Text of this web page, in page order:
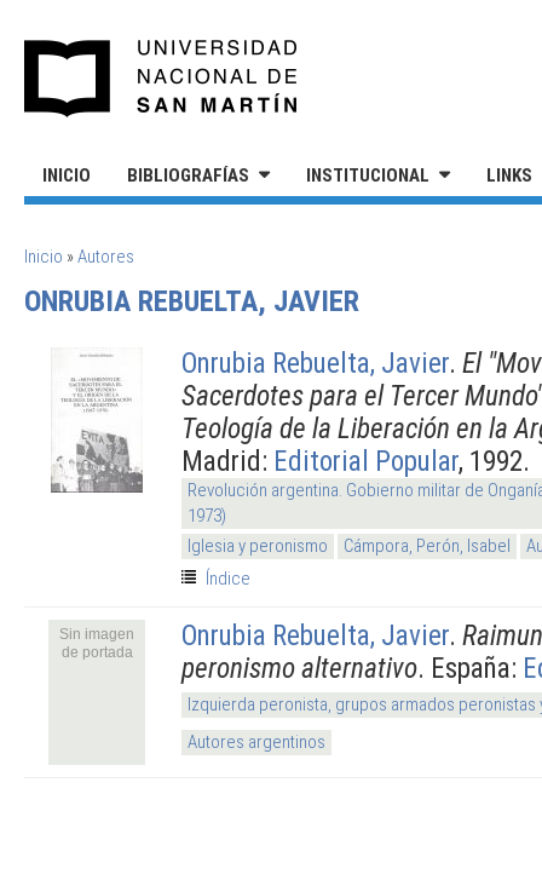
INICIO BIBLIOGRAFÍAS INSTITUCIONAL LINKS
SE ENCUENTRA USTED AQUÍ
Inicio »Autores
ONRUBIA REBUELTA, JAVIER
Onrubia Rebuelta, Javier. El
Sacerdotes para el Tercer
Teología de la Liberación en la
Madrid: Editorial Popular, 1992.
Revolución argentina. Gobierno militar de
1973)
Iglesia y peronismo
Cámpora, Perón, Isabel
Índice
Sin imagen
de portada
Onrubia Rebuelta, Javier.
peronismo alternativo. España:
Izquierda peronista, grupos armados
Autores argentinos